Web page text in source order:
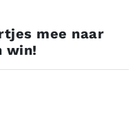
mee naar
win!